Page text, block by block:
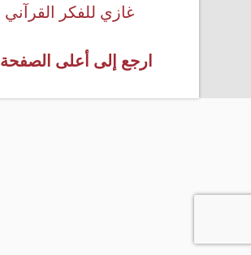
غازي للفكر القرآني
ارجع إلى أعلى الصفحة